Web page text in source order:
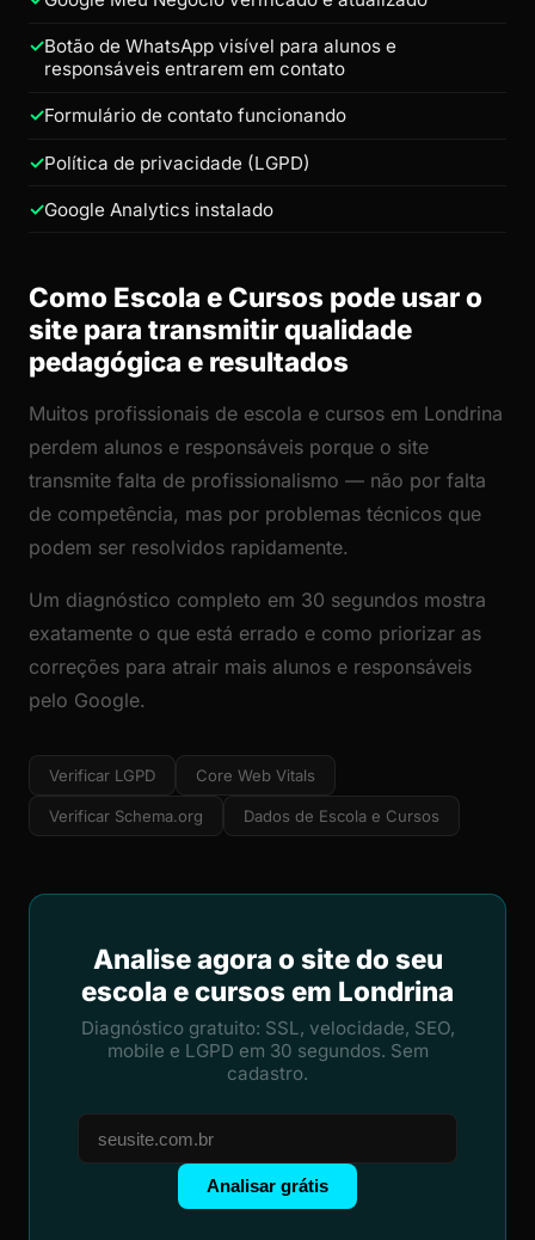
Botão de WhatsApp visível para alunos e
responsáveis entrarem em contato
Formulário de contato funcionando
Política de privacidade (LGPD)
Google Analytics instalado
Como Escola e Cursos pode usar o
site para transmitir qualidade
pedagógica e resultados
Muitos profissionais de escola e cursos em Londrina
perdem alunos e responsáveis porque o site
transmite falta de profissionalismo — não por falta
de competência, mas por problemas técnicos que
podem ser resolvidos rapidamente.
Um diagnóstico completo em 30 segundos mostra
exatamente o que está errado e como priorizar as
correções para atrair mais alunos e responsáveis
pelo Google.
Verificar LGPD Core Web Vitals
Verificar Schema.org Dados de Escola e Cursos
Analise agora o site do seu
escola e cursos em Londrina
Diagnóstico gratuito: SSL, velocidade, SEO,
mobile e LGPD em 30 segundos. Sem
cadastro.
Analisar grátis